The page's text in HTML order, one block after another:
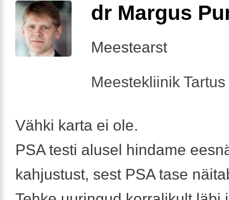
dr Margus
Meestearst
Meestekliinik
Vähki karta ei ole.
PSA testi alusel hindame
kahjustust, sest PSA tase